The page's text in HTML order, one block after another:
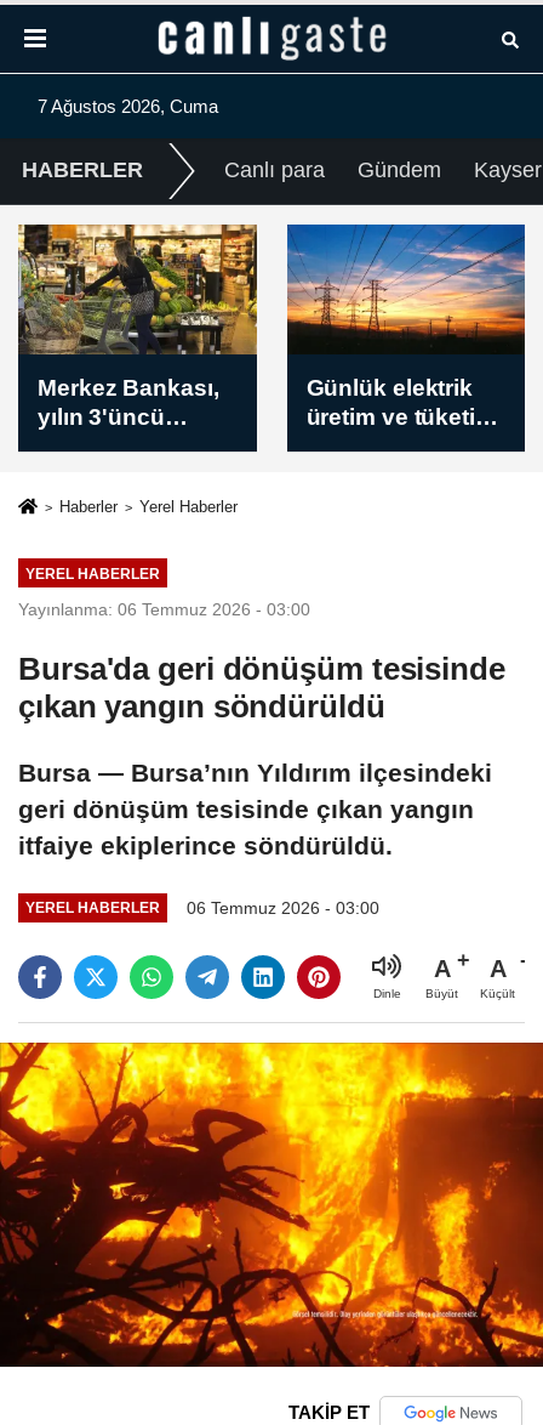
7 Ağustos 2026, Cuma
HABERLER Canlı para Gündem
Günlük elektrik
üretim ve tüketim
verileri / 7
Borsa güne
yükselişle başladı
Haberler Yerel Haberler
YEREL HABERLER
Yayınlanma: 06 Temmuz 2026 - 03:00
Bursa'da geri dönüşüm tesisinde
çıkan yangın söndürüldü
Bursa — Bursa’nın Yıldırım ilçesindeki
geri dönüşüm tesisinde çıkan yangın
itfaiye ekiplerince söndürüldü.
YEREL HABERLER 06 Temmuz 2026 - 03:00
Dinle
A
Büyüt
A
Küçült
TAKİP ET